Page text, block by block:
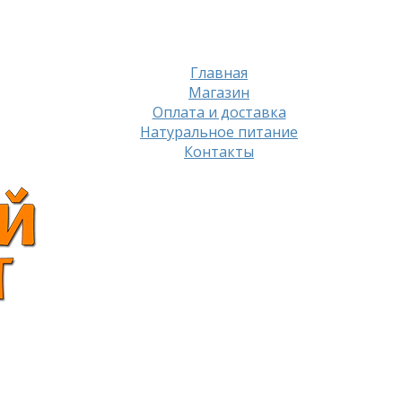
Главная
Магазин
Оплата и доставка
Натуральное питание
Контакты